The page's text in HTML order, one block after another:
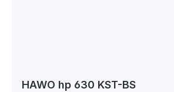
HAWO hp 630 KST-BS